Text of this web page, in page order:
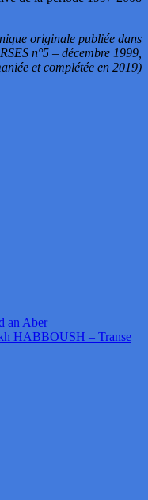
originale publiée dans
n°5 – décembre 1999,
et complétée en 2019)
an Aber
HABBOUSH – Transe